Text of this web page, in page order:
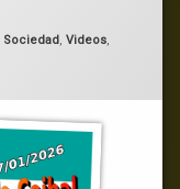
Sociedad, Videos,